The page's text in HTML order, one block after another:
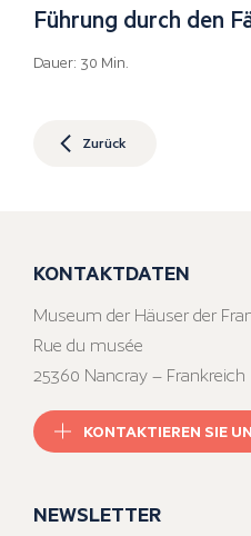
Führung durch den
Dauer: 30 Min.
Zurück
KONTAKTDATEN
Museum der Häuser der
Rue du musée
25360 Nancray – Frankreich
KONTAKTIEREN SIE
NEWSLETTER